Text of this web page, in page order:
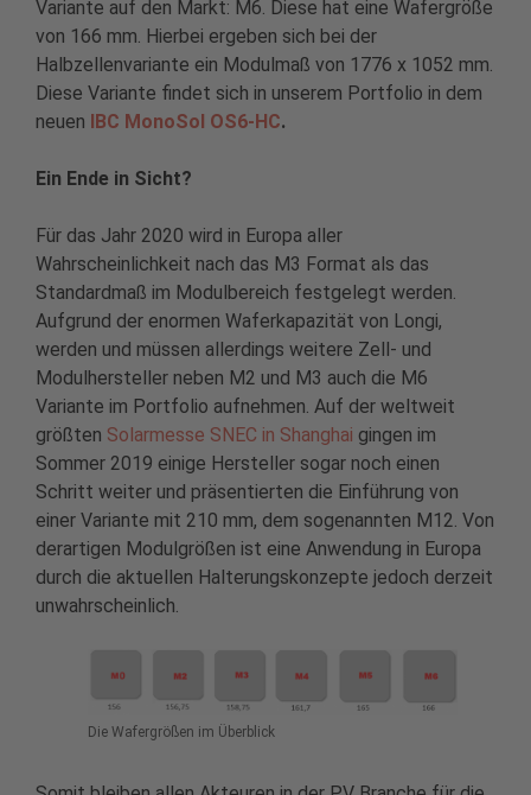
Variante auf den Markt: M6. Diese hat eine Wafergröße
von 166 mm. Hierbei ergeben sich bei der
Halbzellenvariante ein Modulmaß von 1776 x 1052 mm.
Diese Variante findet sich in unserem Portfolio in dem
neuen IBC MonoSol OS6-HC.
Ein Ende in Sicht?
Für das Jahr 2020 wird in Europa aller
Wahrscheinlichkeit nach das M3 Format als das
Standardmaß im Modulbereich festgelegt werden.
Aufgrund der enormen Waferkapazität von Longi,
werden und müssen allerdings weitere Zell- und
Modulhersteller neben M2 und M3 auch die M6
Variante im Portfolio aufnehmen. Auf der weltweit
größten Solarmesse SNEC in Shanghai gingen im
Sommer 2019 einige Hersteller sogar noch einen
Schritt weiter und präsentierten die Einführung von
einer Variante mit 210 mm, dem sogenannten M12. Von
derartigen Modulgrößen ist eine Anwendung in Europa
durch die aktuellen Halterungskonzepte jedoch derzeit
unwahrscheinlich.
Die Wafergrößen im Überblick